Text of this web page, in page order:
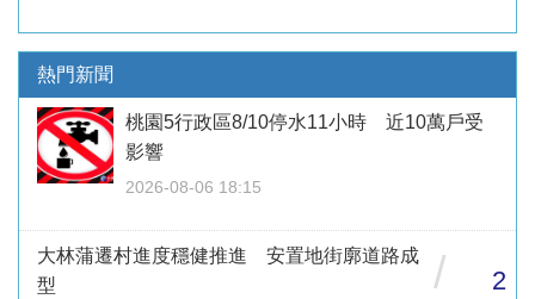
熱門新聞
桃園5行政區8/10停水11小時 近10萬戶受
影響
2026-08-06 18:15
大林蒲遷村進度穩健推進 安置地街廓道路成
型
/ 2